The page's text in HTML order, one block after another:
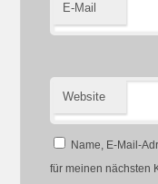
E-Mail
Website
Name, E-Mail-
für meinen nächsten